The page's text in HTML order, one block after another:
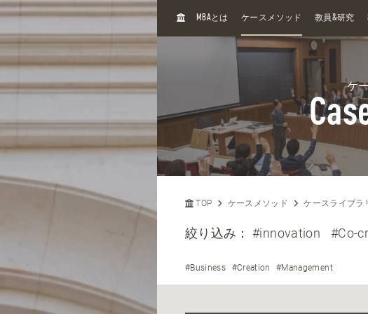
H
MBAとは ケースメソッド 教員&研究
ケ
TOP ケースメソッド ケースライブラ
絞り込み：#innovation #Co-
#Business #Creation #Management